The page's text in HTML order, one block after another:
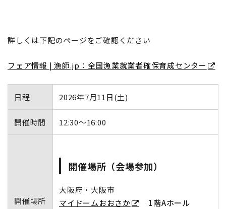
詳しくは下記のページをご確認ください
フェア情報 | 漁師.jp：全国漁業就業者確保育成センター
日程 2026年7月11日(土)
開催時間 12:30～16:00
開催場所
開催場所（会場参加）
大阪府・大阪市
マイドームおおさか
1階Aホール